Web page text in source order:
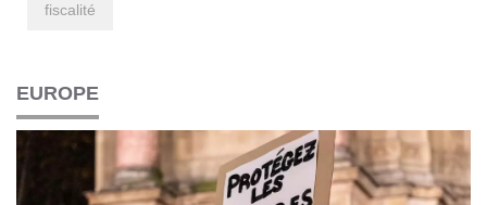
fiscalité
EUROPE